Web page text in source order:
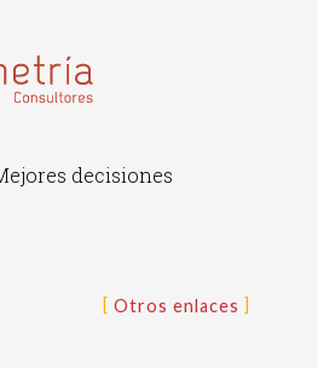
decisiones
Otros enlaces